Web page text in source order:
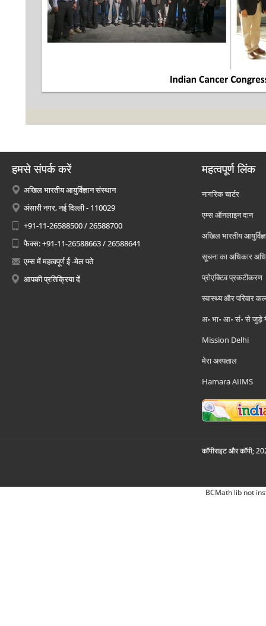
हमसे संपर्क करें
अखिल भारतीय आयुर्विज्ञान संस्थान
अंसारी नगर, नई दिल्ली - 110029
+91-11-26588500 / 26588700
फैक्स: +91-11-26588663 / 26588641
एम्स में महत्वपूर्ण ई -मेल पते
आपकी प्रतिक्रिया दें
महत्वपूर्ण लिंक
नागरिक चार्टर
एम्स ऑनलाइन दान
अखिल भारतीय
सूचना का अधिकार
प्रोएक्टिव प्रकटीकरण
स्वास्थ्य और परिवार
अ॰ भा॰ आ॰ सं॰ से जुड़े
Mission Delhi
मेरा अस्पताल
Hamara AIIMS
कॉपीराइट और कॉपी;
BCMath lib not